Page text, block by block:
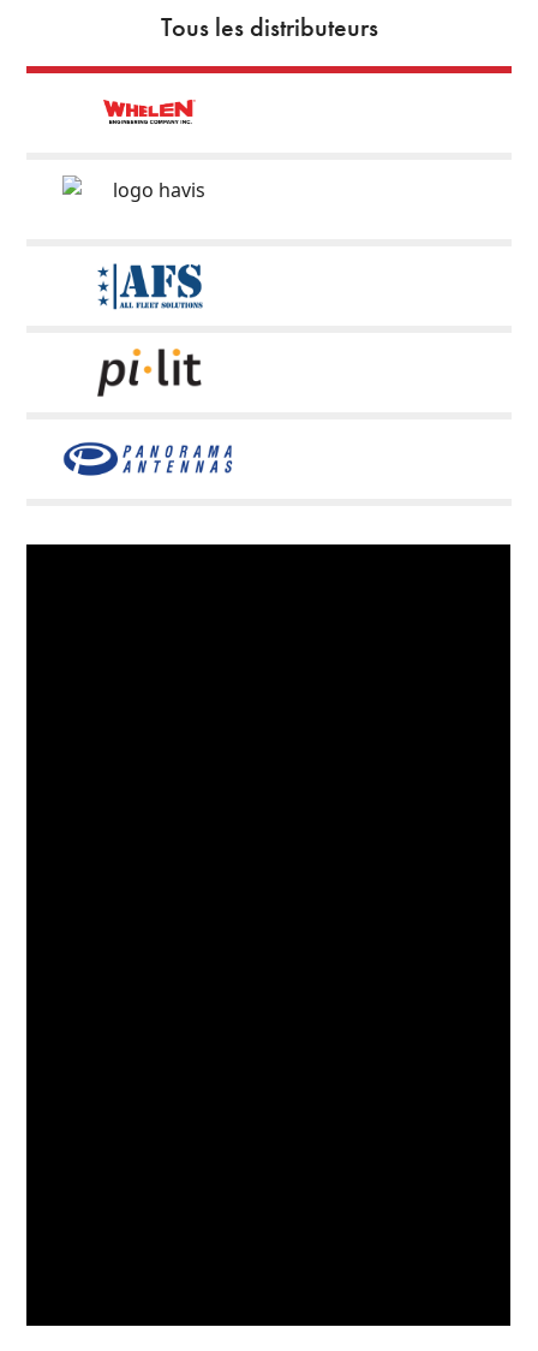
Tous les distributeurs